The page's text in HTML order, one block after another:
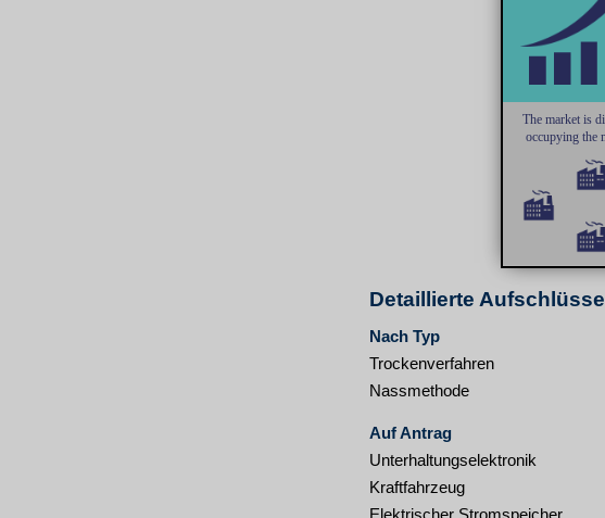
Detaillierte
Nach Typ
Trockenverfahren
Nassmethode
Auf Antrag
Unterhaltungselektronik
Kraftfahrzeug
Elektrischer Stromspeicher